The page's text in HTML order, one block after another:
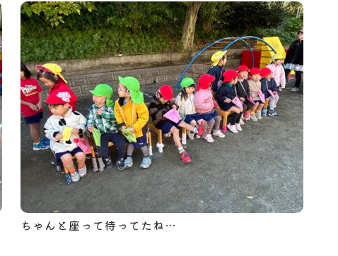
ちゃんと座って待ってたね…